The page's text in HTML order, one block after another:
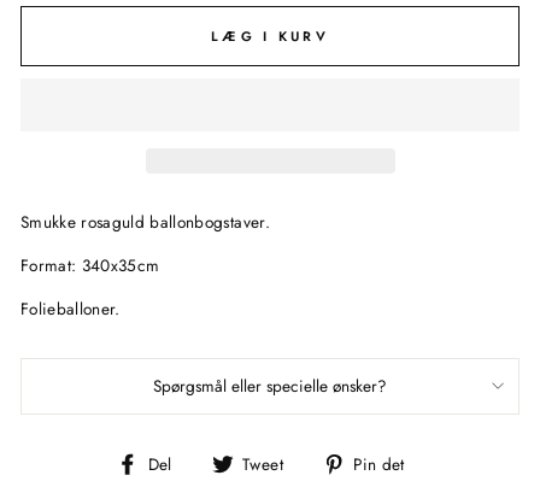
LÆG I KURV
Smukke rosaguld ballonbogstaver.
Format: 340x35cm
Folieballoner.
Spørgsmål eller specielle ønsker?
Del
Del
Tweet
Tweet Pin det